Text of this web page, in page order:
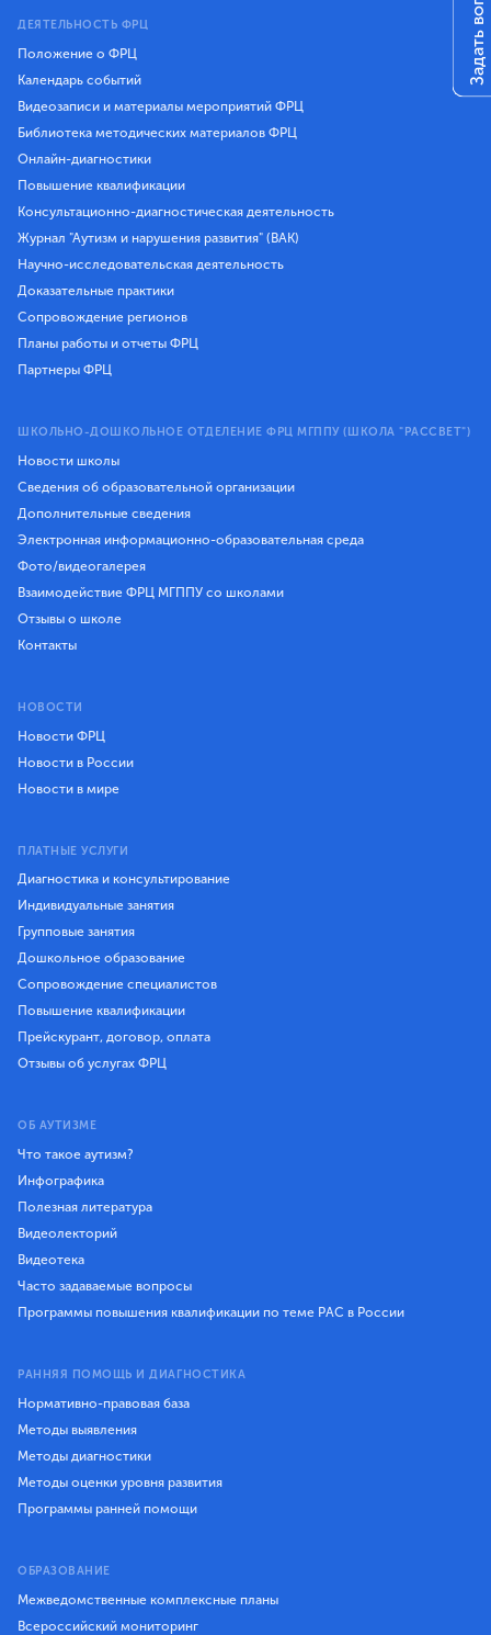
ДЕЯТЕЛЬНОСТЬ ФРЦ
Положение о ФРЦ
Календарь событий
Видеозаписи и материалы мероприятий ФРЦ
Библиотека методических материалов ФРЦ
Онлайн-диагностики
Повышение квалификации
Консультационно-диагностическая деятельность
Журнал "Аутизм и нарушения развития" (ВАК)
Научно-исследовательская деятельность
Доказательные практики
Сопровождение регионов
Планы работы и отчеты ФРЦ
Партнеры ФРЦ
ШКОЛЬНО-ДОШКОЛЬНОЕ ОТДЕЛЕНИЕ ФРЦ МГППУ (ШКОЛА "РАССВЕТ")
Новости школы
Сведения об образовательной организации
Дополнительные сведения
Электронная информационно-образовательная среда
Фото/видеогалерея
Взаимодействие ФРЦ МГППУ со школами
Отзывы о школе
Контакты
НОВОСТИ
Новости ФРЦ
Новости в России
Новости в мире
ПЛАТНЫЕ УСЛУГИ
Диагностика и консультирование
Индивидуальные занятия
Групповые занятия
Дошкольное образование
Сопровождение специалистов
Повышение квалификации
Прейскурант, договор, оплата
Отзывы об услугах ФРЦ
ОБ АУТИЗМЕ
Что такое аутизм?
Инфографика
Полезная литература
Видеолекторий
Видеотека
Часто задаваемые вопросы
Программы повышения квалификации по теме РАС в России
РАННЯЯ ПОМОЩЬ И ДИАГНОСТИКА
Нормативно-правовая база
Методы выявления
Методы диагностики
Методы оценки уровня развития
Программы ранней помощи
ОБРАЗОВАНИЕ
Межведомственные комплексные планы
Всероссийский мониторинг